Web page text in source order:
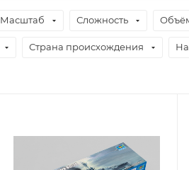
Масштаб Сложность
Страна происхождения